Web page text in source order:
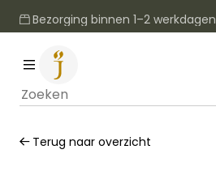
Bezorging binnen 1–2 werkdagen
Terug naar overzicht